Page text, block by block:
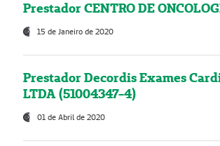
Prestador CENTRO DE
15 de Janeiro de 2020
Prestador Decordis Exames
LTDA (51004347-4)
01 de Abril de 2020